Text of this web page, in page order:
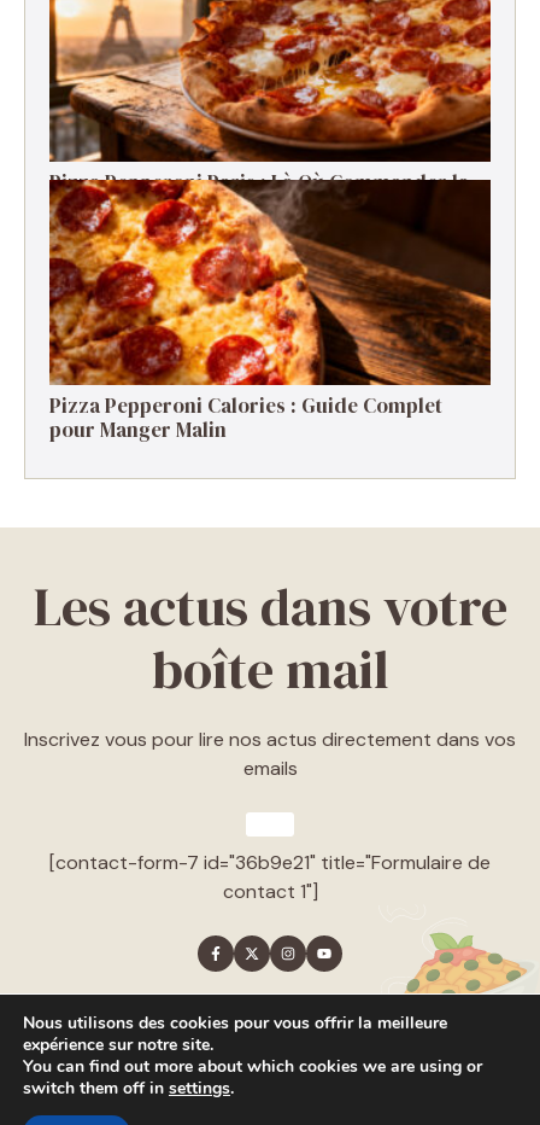
Pizza Pepperoni Paris : Là Où Commander la
Meilleure en 2026
Pizza Pepperoni Calories : Guide Complet
pour Manger Malin
Les actus dans votre
boîte mail
Inscrivez vous pour lire nos actus directement dans vos
emails
[contact-form-7 id="36b9e21" title="Formulaire de
contact 1"]
© 2026 Chef • Built with
Nous utilisons des cookies pour vous offrir la meilleure
expérience sur notre site.
You can find out more about which cookies we are using or
switch them off in settings.